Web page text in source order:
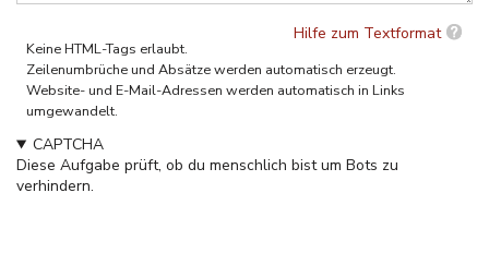
Hilfe zum Textformat
Keine HTML-Tags erlaubt.
Zeilenumbrüche und Absätze werden automatisch erzeugt.
Website- und E-Mail-Adressen werden automatisch in Links
umgewandelt.
CAPTCHA
Diese Aufgabe prüft, ob du menschlich bist um Bots zu
verhindern.